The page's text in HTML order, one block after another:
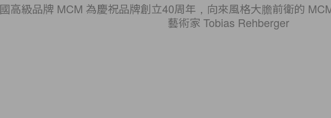
高級品牌 MCM 為慶祝品牌創立40周年，向來風格大膽前衛的
藝術家 Tobias Rehberger